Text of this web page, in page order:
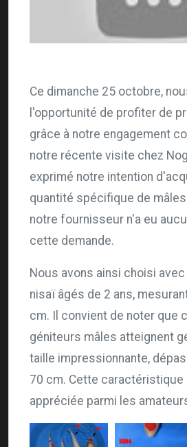
Ce dimanche 25 octobre,
l'opportunité de profiter de
grâce à notre engagement
notre récente visite chez
exprimé notre intention
quantité spécifique de
notre fournisseur n'a eu
cette demande.
Nous avons ainsi choisi
nisaï âgés de 2 ans,
cm. Il convient de noter que
géniteurs mâles atteignent
taille impressionnante,
70 cm. Cette
appréciée parmi les